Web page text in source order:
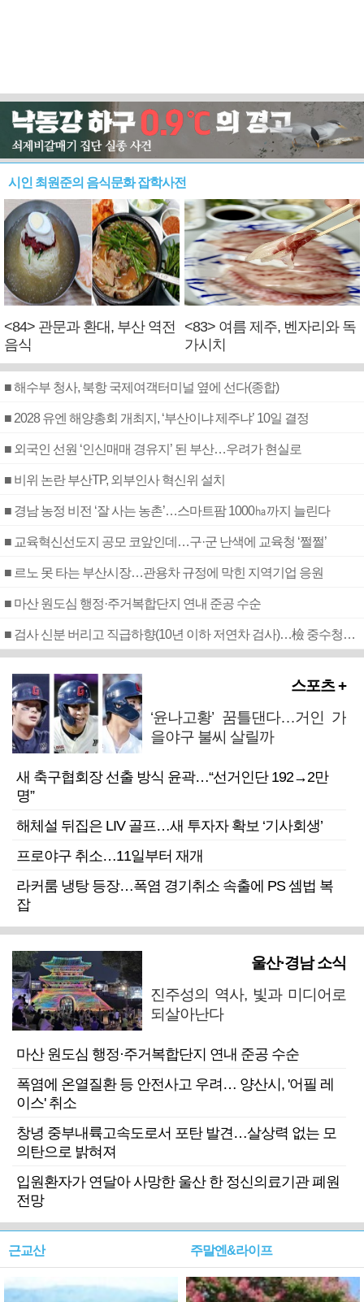
시인 최원준의 음식문화 잡학사전
<84> 관문과 환대, 부산 역전
음식
<83> 여름 제주, 벤자리와 독
가시치
■ 해수부 청사, 북항 국제여객터미널 옆에 선다(종합)
■ 2028 유엔 해양총회 개최지, ‘부산이냐 제주냐’ 10일 결정
■ 외국인 선원 ‘인신매매 경유지’ 된 부산…우려가 현실로
■ 비위 논란 부산TP, 외부인사 혁신위 설치
■ 경남 농정 비전 ‘잘 사는 농촌’…스마트팜 1000㏊까지 늘린다
■ 교육혁신선도지 공모 코앞인데…구·군 난색에 교육청 ‘쩔쩔’
■ 르노 못 타는 부산시장…관용차 규정에 막힌 지역기업 응원
■ 마산 원도심 행정·주거복합단지 연내 준공 수순
■ 검사 신분 버리고 직급하향(10년 이하 저연차 검사)…檢 중수청행 기피
스포츠 +
‘윤나고황’ 꿈틀댄다…거인 가
을야구 불씨 살릴까
새 축구협회장 선출 방식 윤곽…“선거인단 192→2만
명”
해체설 뒤집은 LIV 골프…새 투자자 확보 ‘기사회생’
프로야구 취소…11일부터 재개
라커룸 냉탕 등장…폭염 경기취소 속출에 PS 셈법 복
잡
울산·경남 소식
진주성의 역사, 빛과 미디어로
되살아난다
마산 원도심 행정·주거복합단지 연내 준공 수순
폭염에 온열질환 등 안전사고 우려… 양산시, '어필 레
이스' 취소
창녕 중부내륙고속도로서 포탄 발견…살상력 없는 모
의탄으로 밝혀져
입원환자가 연달아 사망한 울산 한 정신의료기관 폐원
전망
근교산 주말엔&라이프